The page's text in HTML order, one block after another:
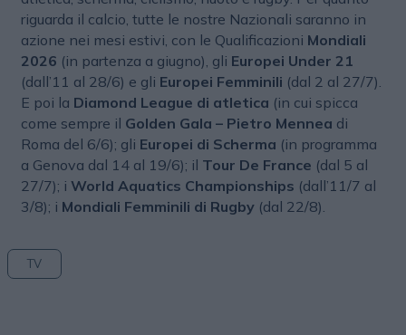
riguarda il calcio, tutte le nostre Nazionali saranno in
azione nei mesi estivi, con le Qualificazioni Mondiali
2026 (in partenza a giugno), gli Europei Under 21
(dall’11 al 28/6) e gli Europei Femminili (dal 2 al 27/7).
E poi la Diamond League di atletica (in cui spicca
come sempre il Golden Gala – Pietro Mennea di
Roma del 6/6); gli Europei di Scherma (in programma
a Genova dal 14 al 19/6); il Tour De France (dal 5 al
27/7); i World Aquatics Championships (dall’11/7 al
3/8); i Mondiali Femminili di Rugby(dal 22/8).
TV